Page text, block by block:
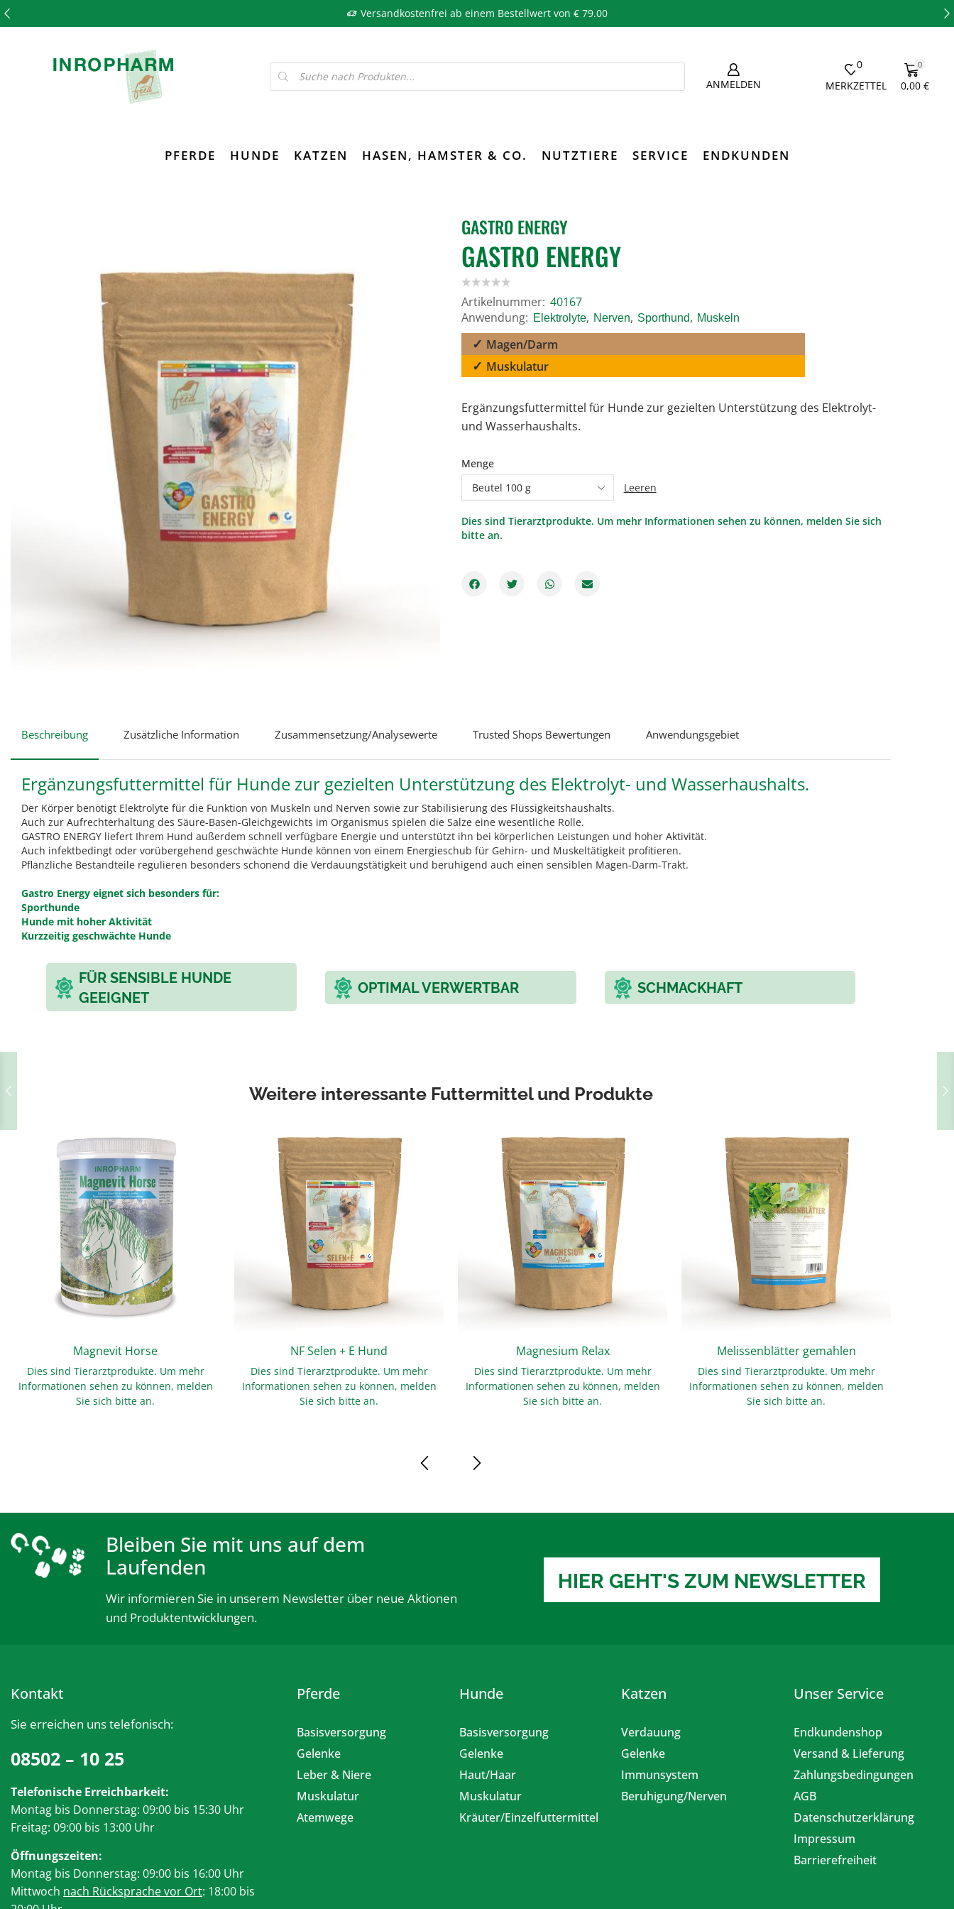
Versandkostenfrei ab einem Bestellwert von € 79.00
ANMELDEN
0
MERKZETTEL
0
0,00 €
PFERDE HUNDE KATZEN HASEN, HAMSTER & CO. NUTZTIERE SERVICE ENDKUNDEN
GASTRO ENERGY
GASTRO ENERGY
Artikelnummer: 40167
Anwendung: Elektrolyte, Nerven, Sporthund, Muskeln
Magen/Darm
Muskulatur
Ergänzungsfuttermittel für Hunde zur gezielten Unterstützung des Elektrolyt-
und Wasserhaushalts.
Menge
Leeren
Dies sind Tierarztprodukte. Um mehr Informationen sehen zu können, melden Sie sich
bitte an.
Beschreibung Zusätzliche Information Zusammensetzung/Analysewerte Trusted Shops Bewertungen Anwendungsgebiet
Ergänzungsfuttermittel für Hunde zur gezielten Unterstützung des Elektrolyt- und Wasserhaushalts.
Der Körper benötigt Elektrolyte für die Funktion von Muskeln und Nerven sowie zur Stabilisierung des Flüssigkeitshaushalts.
Auch zur Aufrechterhaltung des Säure-Basen-Gleichgewichts im Organismus spielen die Salze eine wesentliche Rolle.
GASTRO ENERGY liefert Ihrem Hund außerdem schnell verfügbare Energie und unterstützt ihn bei körperlichen Leistungen und hoher Aktivität.
Auch infektbedingt oder vorübergehend geschwächte Hunde können von einem Energieschub für Gehirn- und Muskeltätigkeit profitieren.
Pflanzliche Bestandteile regulieren besonders schonend die Verdauungstätigkeit und beruhigend auch einen sensiblen Magen-Darm-Trakt.
Gastro Energy eignet sich besonders für:
Sporthunde
Hunde mit hoher Aktivität
Kurzzeitig geschwächte Hunde
FÜR SENSIBLE HUNDE
GEEIGNET
OPTIMAL VERWERTBAR SCHMACKHAFT
Weitere interessante Futtermittel und Produkte
Magnevit Horse
Dies sind Tierarztprodukte. Um mehr
Informationen sehen zu können, melden
Sie sich bitte an.
NF Selen + E Hund
Dies sind Tierarztprodukte. Um mehr
Informationen sehen zu können, melden
Sie sich bitte an.
Magnesium Relax
Dies sind Tierarztprodukte. Um mehr
Informationen sehen zu können, melden
Sie sich bitte an.
Melissenblätter gemahlen
Dies sind Tierarztprodukte. Um mehr
Informationen sehen zu können, melden
Sie sich bitte an.
Bleiben Sie mit uns auf dem
Laufenden
Wir informieren Sie in unserem Newsletter über neue Aktionen
und Produktentwicklungen.
HIER GEHT'S ZUM NEWSLETTER
Kontakt
Sie erreichen uns telefonisch:
08502 – 10 25
Telefonische Erreichbarkeit:
Montag bis Donnerstag: 09:00 bis 15:30 Uhr
Freitag: 09:00 bis 13:00 Uhr
Öffnungszeiten:
Montag bis Donnerstag: 09:00 bis 16:00 Uhr
Mittwoch nach Rücksprache vor Ort: 18:00 bis
Pferde
Basisversorgung
Gelenke
Leber & Niere
Muskulatur
Atemwege
Hunde
Basisversorgung
Gelenke
Haut/Haar
Muskulatur
Kräuter/Einzelfuttermittel
Katzen
Verdauung
Gelenke
Immunsystem
Beruhigung/Nerven
Unser Service
Endkundenshop
Versand & Lieferung
Zahlungsbedingungen
AGB
Datenschutzerklärung
Impressum
Barrierefreiheit